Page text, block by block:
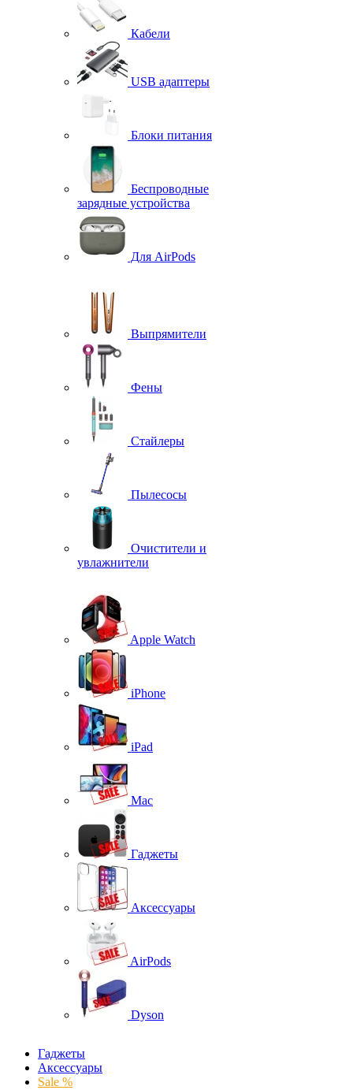
Кабели
USB адаптеры
Блоки питания
Беспроводные
зарядные устройства
Для AirPods
Выпрямители
Фены
Стайлеры
Пылесосы
Очистители и
увлажнители
Apple Watch
iPhone
iPad
Mac
Гаджеты
Аксессуары
AirPods
Dyson
Гаджеты
Аксессуары
Sale %